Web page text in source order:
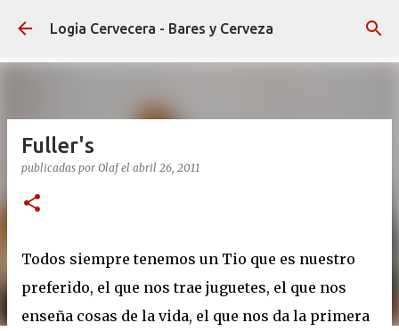
Ir al contenido principal
Logia Cervecera - Bares y Cerveza
Fuller's
publicadas por Olaf el abril 26, 2011
Todos siempre tenemos un Tio que es nuestro
preferido, el que nos trae juguetes, el que nos
enseña cosas de la vida, el que nos da la primera